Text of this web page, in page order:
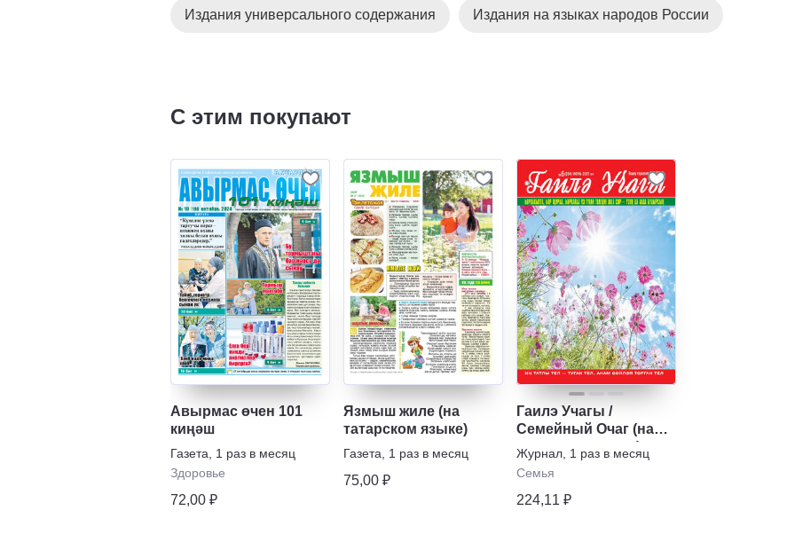
Издания универсального содержания Издания на языках народов России
С этим покупают
Авырмас өчен 101
киңәш
Газета
1 раз в месяц
Здоровье
72,00 ₽
Язмыш жиле (на
татарском языке)
Газета 1 раз в месяц
75,00 ₽
Гаилэ Учагы /
Семейный Очаг (на
татарском языке)
Журнал 1 раз в месяц
Семья
224,11 ₽